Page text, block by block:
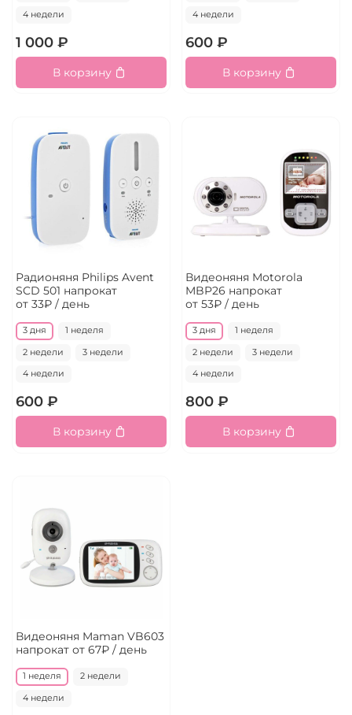
4 недели
1 000 ₽
В корзину
4 недели
600 ₽
В корзину
Радионяня Philips Avent
SCD 501 напрокат
от 33₽ / день
3 дня 1 неделя
2 недели 3 недели
4 недели
600 ₽
В корзину
Видеоняня Motorola
MBP26 напрокат
от 53₽ / день
3 дня 1 неделя
2 недели 3 недели
4 недели
800 ₽
В корзину
Видеоняня Maman VB603
напрокатот 67₽ / день
1 неделя 2 недели
4 недели